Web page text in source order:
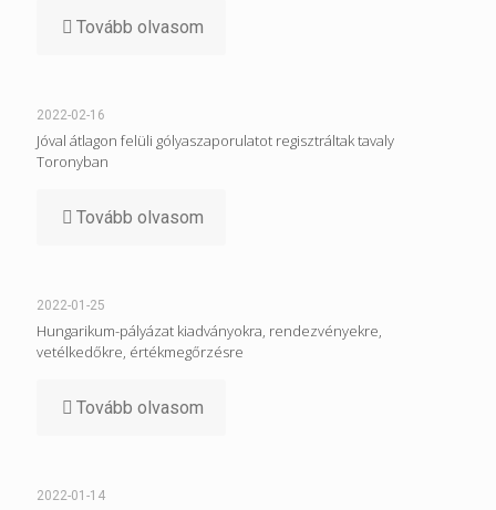
Tovább olvasom
2022-02-16
Jóval átlagon felüli gólyaszaporulatot regisztráltak tavaly
Toronyban
Tovább olvasom
2022-01-25
Hungarikum-pályázat kiadványokra, rendezvényekre,
vetélkedőkre, értékmegőrzésre
Tovább olvasom
2022-01-14